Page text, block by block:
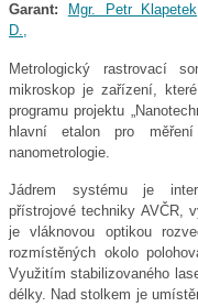
Garant:
Mgr. Petr
D.,
Metrologický rastrovací
mikroskop je zařízení,
programu projektu
hlavní etalon pro
nanometrologie.
Jádrem systému je
přístrojové techniky AVČR,
je vláknovou optikou
rozmístěných okolo
Využitím stabilizovaného
délky. Nad stolkem je